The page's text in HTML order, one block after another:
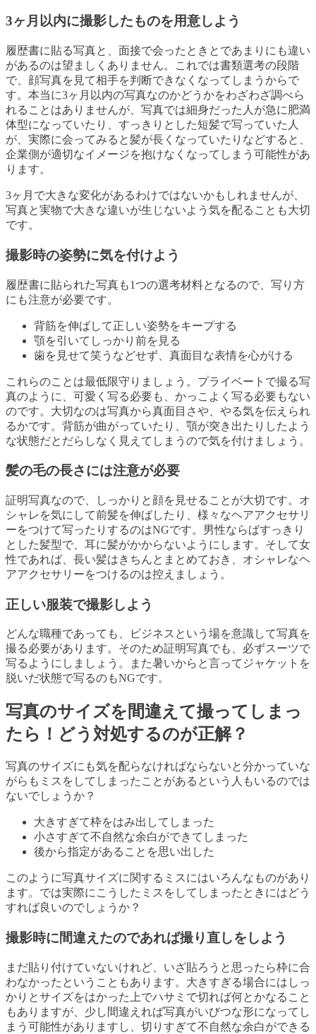
3ヶ月以内に撮影したものを用意しよう
履歴書に貼る写真と、面接で会ったときとであまりにも違い
があるのは望ましくありません。これでは書類選考の段階
で、顔写真を見て相手を判断できなくなってしまうからで
す。本当に3ヶ月以内の写真なのかどうかをわざわざ調べら
れることはありませんが、写真では細身だった人が急に肥満
体型になっていたり、すっきりとした短髪で写っていた人
が、実際に会ってみると髪が長くなっていたりなどすると、
企業側が適切なイメージを抱けなくなってしまう可能性があ
ります。
3ヶ月で大きな変化があるわけではないかもしれませんが、
写真と実物で大きな違いが生じないよう気を配ることも大切
です。
撮影時の姿勢に気を付けよう
履歴書に貼られた写真も1つの選考材料となるので、写り方
にも注意が必要です。
背筋を伸ばして正しい姿勢をキープする
顎を引いてしっかり前を見る
歯を見せて笑うなどせず、真面目な表情を心がける
これらのことは最低限守りましょう。プライベートで撮る写
真のように、可愛く写る必要も、かっこよく写る必要もない
のです。大切なのは写真から真面目さや、やる気を伝えられ
るかです。背筋が曲がっていたり、顎が突き出たりしたよう
な状態だとだらしなく見えてしまうので気を付けましょう。
髪の毛の長さには注意が必要
証明写真なので、しっかりと顔を見せることが大切です。オ
シャレを気にして前髪を伸ばしたり、様々なヘアアクセサリ
ーをつけて写ったりするのはNGです。男性ならばすっきり
とした髪型で、耳に髪がかからないようにします。そして女
性であれば、長い髪はきちんとまとめておき、オシャレなヘ
アアクセサリーをつけるのは控えましょう。
正しい服装で撮影しよう
どんな職種であっても、ビジネスという場を意識して写真を
撮る必要があります。そのため証明写真でも、必ずスーツで
写るようにしましょう。また暑いからと言ってジャケットを
脱いだ状態で写るのもNGです。
写真のサイズを間違えて撮ってしまっ
たら！どう対処するのが正解？
写真のサイズにも気を配らなければならないと分かっていな
がらもミスをしてしまったことがあるという人もいるのでは
ないでしょうか？
大きすぎて枠をはみ出してしまった
小さすぎて不自然な余白ができてしまった
後から指定があることを思い出した
このように写真サイズに関するミスにはいろんなものがあり
ます。では実際にこうしたミスをしてしまったときにはどう
すれば良いのでしょうか？
撮影時に間違えたのであれば撮り直しをしよう
まだ貼り付けていないけれど、いざ貼ろうと思ったら枠に合
わなかったということもあります。大きすぎる場合にはしっ
かりとサイズをはかった上でハサミで切れば何とかなること
もありますが、少し間違えれば写真がいびつな形になってし
まう可能性がありますし、切りすぎて不自然な余白ができる